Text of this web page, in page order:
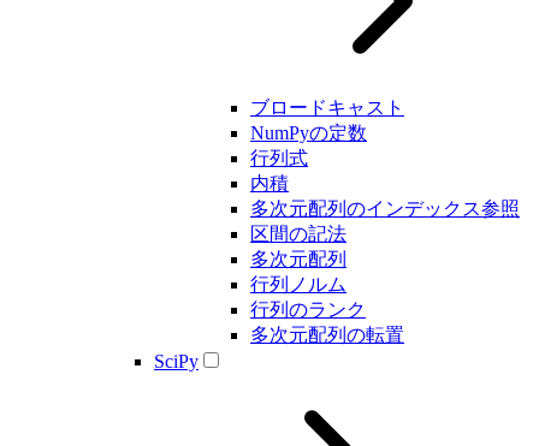
ブロードキャスト
NumPyの定数
行列式
内積
多次元配列のインデックス参照
区間の記法
多次元配列
行列ノルム
行列のランク
多次元配列の転置
SciPy